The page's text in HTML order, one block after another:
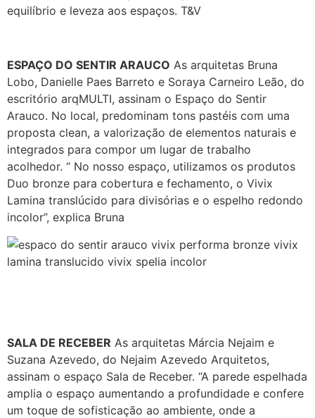
equilíbrio e leveza aos espaços. T&V
ESPAÇO DO SENTIR ARAUCO As arquitetas Bruna
Lobo, Danielle Paes Barreto e Soraya Carneiro Leão, do
escritório arqMULTI, assinam o Espaço do Sentir
Arauco. No local, predominam tons pastéis com uma
proposta clean, a valorização de elementos naturais e
integrados para compor um lugar de trabalho
acolhedor. “ No nosso espaço, utilizamos os produtos
Duo bronze para cobertura e fechamento, o Vivix
Lamina translúcido para divisórias e o espelho redondo
incolor”, explica Bruna
SALA DE RECEBER As arquitetas Márcia Nejaim e
Suzana Azevedo, do Nejaim Azevedo Arquitetos,
assinam o espaço Sala de Receber. “A parede espelhada
amplia o espaço aumentando a profundidade e confere
um toque de sofisticação ao ambiente, onde a